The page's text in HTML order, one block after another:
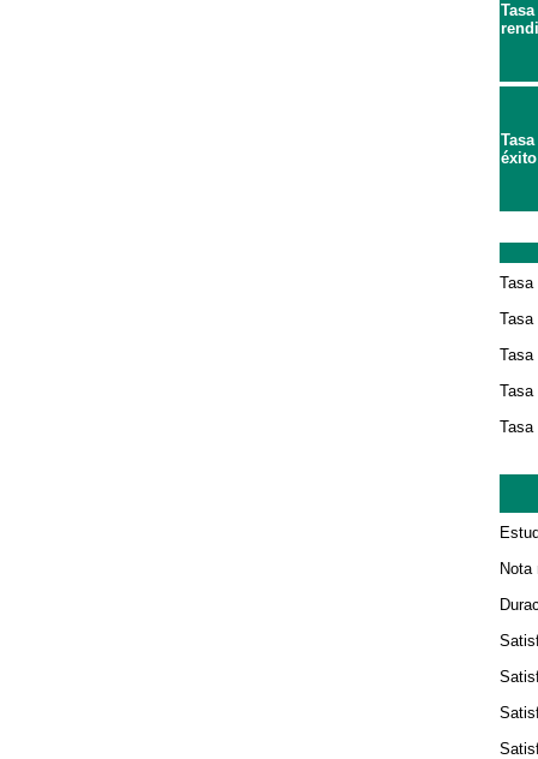
éxito
Tasa
Tasa
Tasa
Tasa
Tasa
Nota